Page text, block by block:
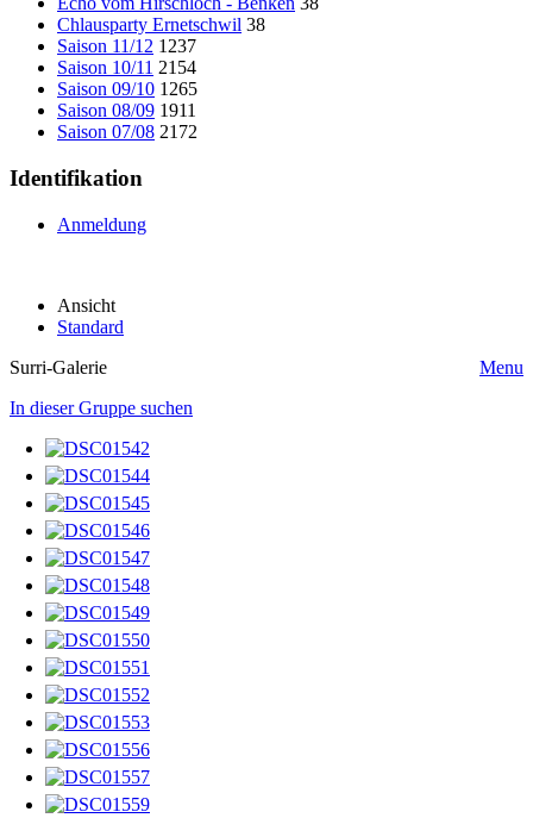
Chlausparty Ernetschwil 38
Saison 11/12 1237
Saison 10/11 2154
Saison 09/10 1265
Saison 08/09 1911
Saison 07/08 2172
Identifikation
Anmeldung
Ansicht
Standard
Surri-Galerie
Menu
In dieser Gruppe suchen